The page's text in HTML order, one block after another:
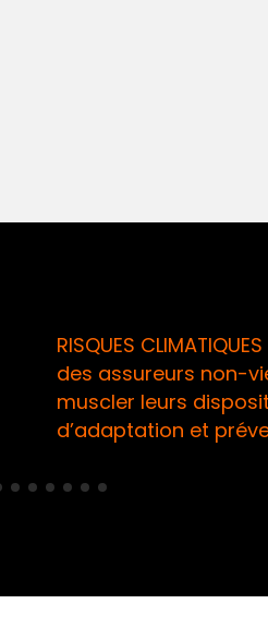
RISQUES CLIMATIQUES /
des assureurs non-vie à
muscler leurs dispositifs
d’adaptation et